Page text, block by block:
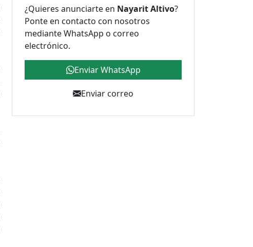
¿Quieres anunciarte en Nayarit Altivo?
Ponte en contacto con nosotros
mediante WhatsApp o correo
electrónico.
Enviar WhatsApp
Enviar correo